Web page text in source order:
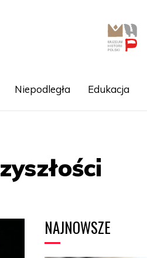
Niepodległa Edukacja
NAJNOWSZE